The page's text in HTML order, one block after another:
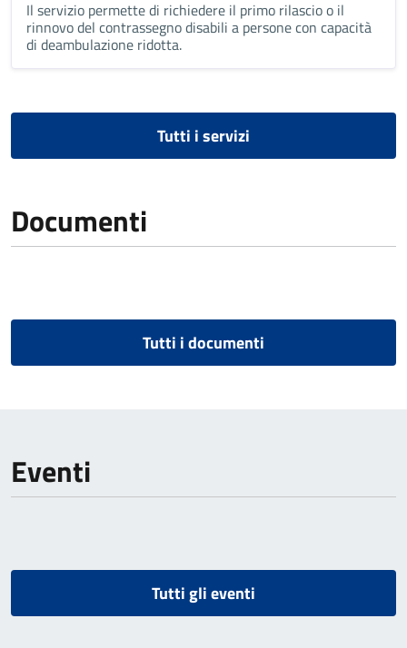
Il servizio permette di richiedere il primo rilascio o il
rinnovo del contrassegno disabili a persone con capacità
di deambulazione ridotta.
Tutti i servizi
Documenti
Tutti i documenti
Eventi
Tutti gli eventi